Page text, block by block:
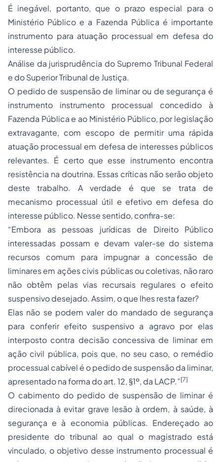
É inegável, portanto, que o prazo especial para o
Ministério Público e a Fazenda Pública é importante
instrumento para atuação processual em defesa do
interesse público.
Análise da jurisprudência do Supremo Tribunal Federal
e do Superior Tribunal de Justiça.
O pedido de suspensão de liminar ou de segurança é
instrumento instrumento processual concedido à
Fazenda Pública e ao Ministério Público, por legislação
extravagante, com escopo de permitir uma rápida
atuação processual em defesa de interesses públicos
relevantes. É certo que esse instrumento encontra
resistência na doutrina. Essas críticas não serão objeto
deste trabalho. A verdade é que se trata de
mecanismo processual útil e efetivo em defesa do
interesse público. Nesse sentido, confira-se:
“Embora as pessoas jurídicas de Direito Público
interessadas possam e devam valer-se do sistema
recursos comum para impugnar a concessão de
liminares em ações civis públicas ou coletivas, não raro
não obtêm pelas vias recursais regulares o efeito
suspensivo desejado. Assim, o que lhes resta fazer?
Elas não se podem valer do mandado de segurança
para conferir efeito suspensivo a agravo por elas
interposto contra decisão concessiva de liminar em
ação civil pública, pois que, no seu caso, o remédio
processual cabível é o pedido de suspensão da liminar,
apresentado na forma do art. 12, §1º, da LACP.”[7]
O cabimento do pedido de suspensão de liminar é
direcionada à evitar grave lesão à ordem, à saúde, à
segurança e à economia públicas. Endereçado ao
presidente do tribunal ao qual o magistrado está
vinculado, o objetivo desse instrumento processual é